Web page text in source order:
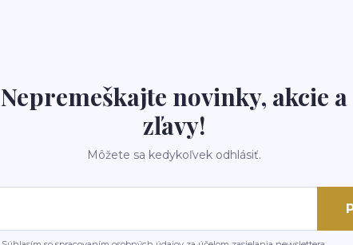
Nepremeškajte novinky, akcie a
zľavy!
Môžete sa kedykoľvek odhlásiť.